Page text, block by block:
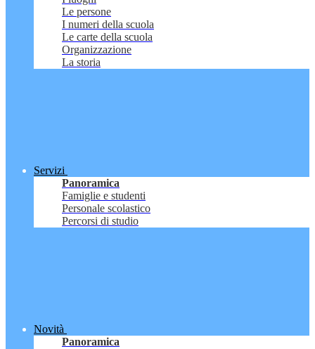
Le persone
I numeri della scuola
Le carte della scuola
Organizzazione
La storia
Servizi
Panoramica
Famiglie e studenti
Personale scolastico
Percorsi di studio
Novità
Panoramica